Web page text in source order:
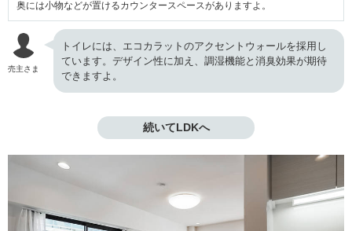
奥には小物などが置けるカウンタースペースがありますよ。
売主さま
トイレには、エコカラットのアクセントウォールを採用し
ています。デザイン性に加え、調湿機能と消臭効果が期待
できますよ。
続いてLDKへ